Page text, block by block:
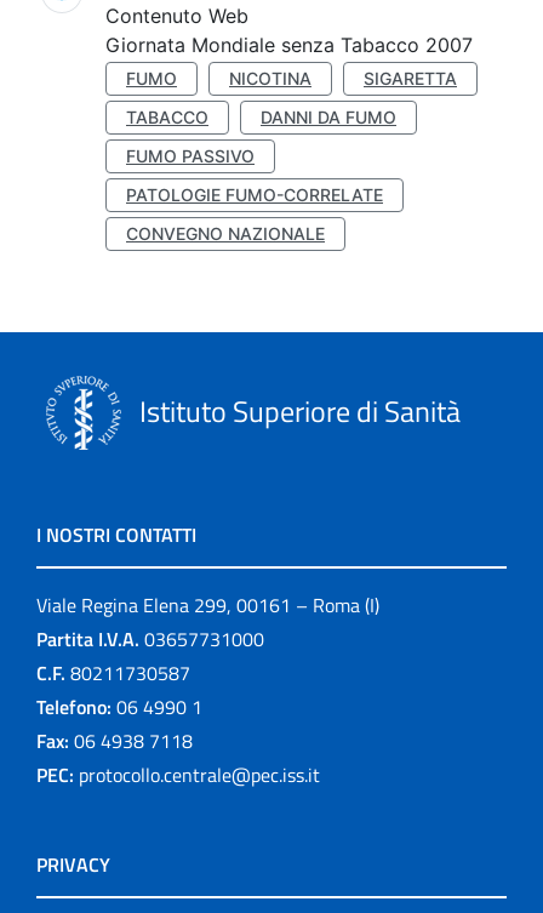
Contenuto Web
Giornata Mondiale senza Tabacco 2007
FUMO NICOTINA
SIGARETTA
TABACCO
DANNI DA FUMO
FUMO PASSIVO
PATOLOGIE FUMO-CORRELATE
CONVEGNO NAZIONALE
Istituto Superiore di Sanità
I NOSTRI CONTATTI
Viale Regina Elena 299, 00161 – Roma (I)
Partita I.V.A. 03657731000
C.F. 80211730587
Telefono: 06 4990 1
Fax: 06 4938 7118
PEC: protocollo.centrale@pec.iss.it
PRIVACY